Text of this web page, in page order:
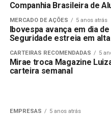
Companhia Brasileira de
MERCADO DE AÇÕES 5 anos atrás
Ibovespa avança em dia
Seguridade estreia em alta
CARTEIRAS RECOMENDADAS 5
Mirae troca Magazine
carteira semanal
EMPRESAS 5 anos atrás